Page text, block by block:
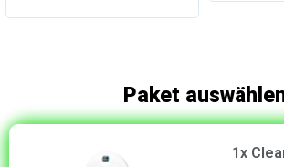
Paket
1x